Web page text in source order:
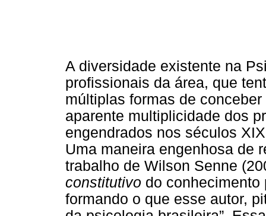
A diversidade existente na
profissionais da área, que
múltiplas formas de
aparente multiplicidade dos
engendrados nos séculos
Uma maneira engenhosa de
trabalho de Wilson Senne
constitutivo do
formando o que esse autor,